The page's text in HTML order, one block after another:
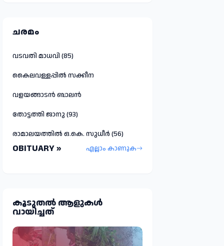
ചരമം
വടവതി മാധവി (85)
കൈലവള്ളപ്പിൽ സക്കീന
വളയങ്ങാടൻ ബാലൻ
തോട്ടത്തി ജാനു (93)
രാമാലയത്തിൽ ഒ.കെ. സുധീർ (56)
OBITUARY » എല്ലാം കാണുക
കൂടുതല്‍ ആളുകള്‍
വായിച്ചത്